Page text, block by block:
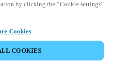
by clicking the “Cookie settings”
Cookies
COOKIES